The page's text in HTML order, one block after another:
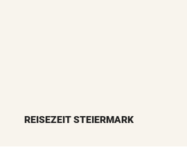
REISEZEIT STEIERMARK